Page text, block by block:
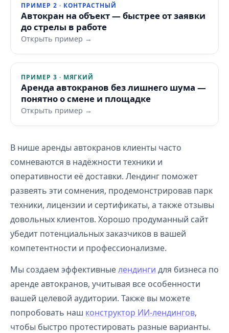
ПРИМЕР 2 · КОНТРАСТНЫЙ
Автокран на объект — быстрее от заявки
до стрелы в работе
Открыть пример →
ПРИМЕР 3 · МЯГКИЙ
Аренда автокранов без лишнего шума —
понятно о смене и площадке
Открыть пример →
В нише аренды автокранов клиенты часто
сомневаются в надёжности техники и
оперативности её доставки. Лендинг поможет
развеять эти сомнения, продемонстрировав парк
техники, лицензии и сертификаты, а также отзывы
довольных клиентов. Хорошо продуманный сайт
убедит потенциальных заказчиков в вашей
компетентности и профессионализме.
Мы создаем эффективныелендинги для бизнеса по
аренде автокранов, учитывая все особенности
вашей целевой аудитории. Также вы можете
попробовать наш конструктор ИИ-лендингов,
чтобы быстро протестировать разные варианты.